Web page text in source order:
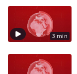
3 min